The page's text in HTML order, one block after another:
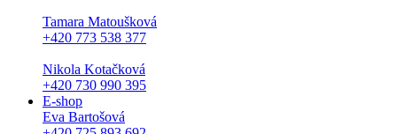
Tamara Matoušková
+420 773 538 377
Nikola Kotačková
+420 730 990 395
E-shop
Eva Bartošová